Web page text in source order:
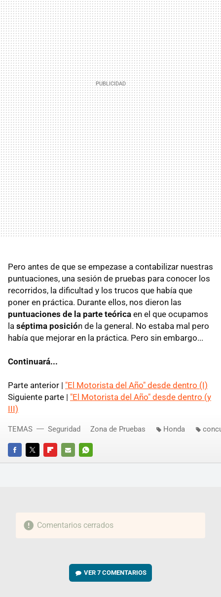
Pero antes de que se empezase a contabilizar nuestras
puntuaciones, una sesión de pruebas para conocer los
recorridos, la dificultad y los trucos que había que
poner en práctica. Durante ellos, nos dieron las
puntuaciones de la parte teórica en el que ocupamos
la séptima posición de la general. No estaba mal pero
había que mejorar en la práctica. Pero sin embargo...
Continuará...
Parte anterior | "El Motorista del Año" desde dentro (I)
Siguiente parte | "El Motorista del Año" desde dentro (y
III)
FACEBOOKTWITTERFLIPBOARD
E-
WHATSAPP
TEMAS Seguridad Zona de Pruebas Honda
Comentarios cerrados
VER7 COMENTARIOS